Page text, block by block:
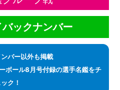
ックナンバー
バー以外も掲載
ボール8月号付録の選手名鑑をチ
ク！